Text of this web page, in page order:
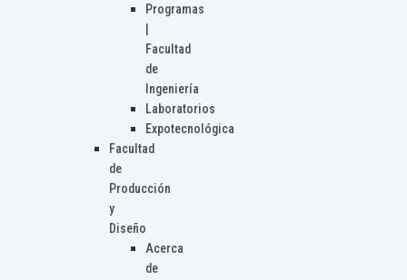
Programas
Facultad
de
Ingeniería
Laboratorios
Expotecnológica
Facultad
de
Producción
y
Diseño
Acerca
de